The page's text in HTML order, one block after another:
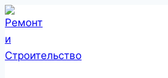
Перейти
к
содержимому